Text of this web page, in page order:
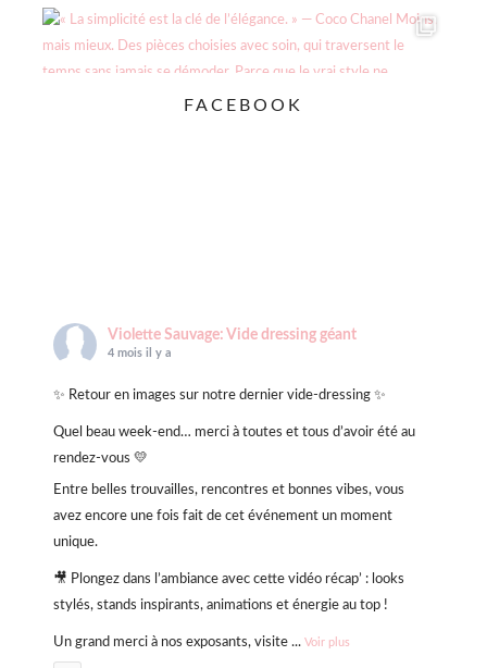
FACEBOOK
Violette Sauvage: Vide dressing géant
4 mois il y a
✨ Retour en images sur notre dernier vide-dressing ✨
Quel beau week-end… merci à toutes et tous d’avoir été au
rendez-vous 💛
Entre belles trouvailles, rencontres et bonnes vibes, vous
avez encore une fois fait de cet événement un moment
unique.
🎥 Plongez dans l’ambiance avec cette vidéo récap’ : looks
stylés, stands inspirants, animations et énergie au top !
Un grand merci à nos exposants, visite ... Voir plus